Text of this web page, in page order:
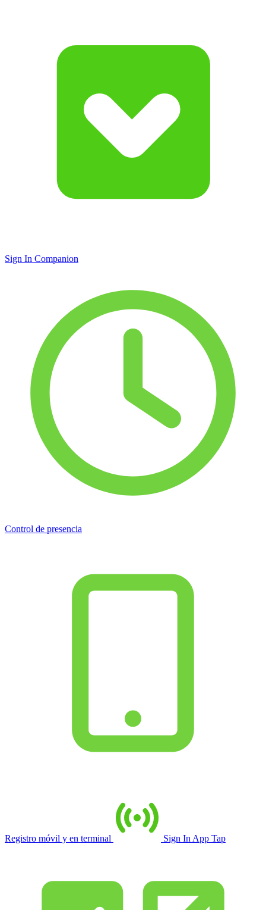
Sign In Companion
Control de presencia
Registro móvil y en terminal Sign In App Tap